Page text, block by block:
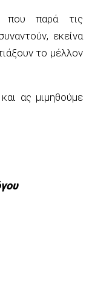
που παρά τις
εκείνα
το μέλλον
ας μιμηθούμε